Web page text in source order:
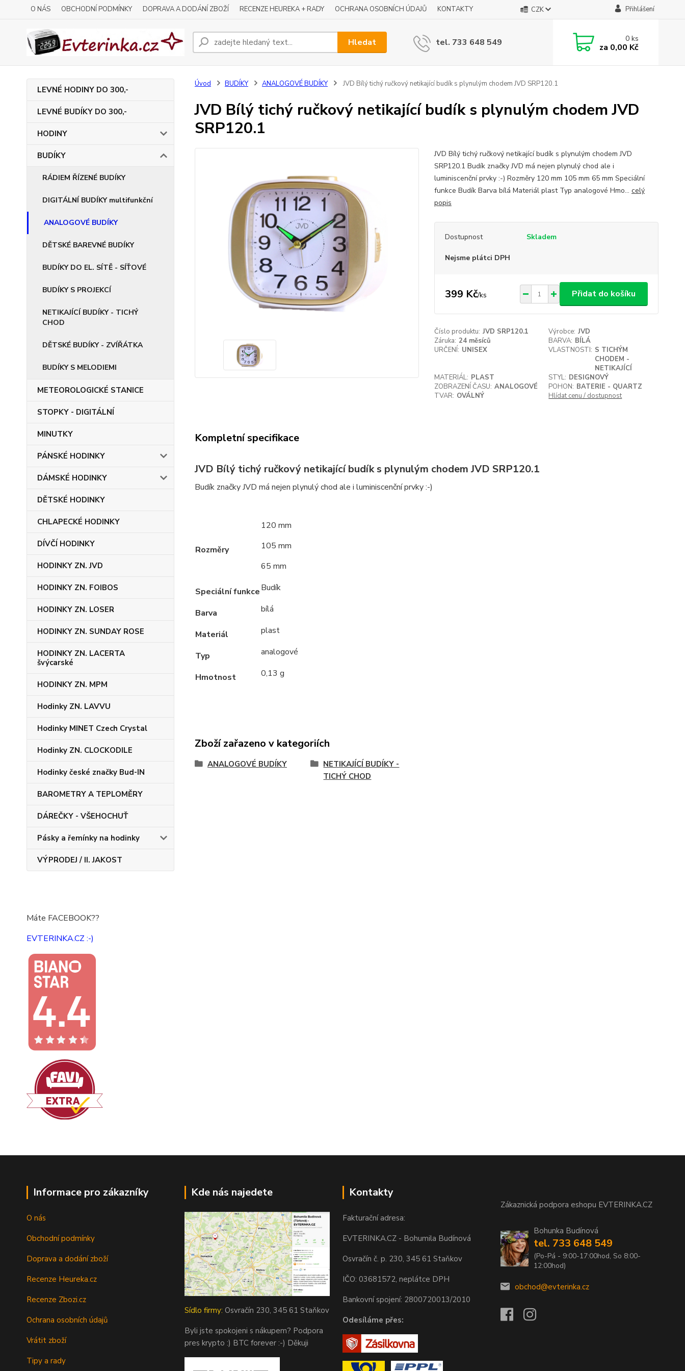
O NÁS OBCHODNÍ PODMÍNKY DOPRAVA A DODÁNÍ ZBOŽÍ RECENZE HEUREKA + RADY OCHRANA OSOBNÍCH ÚDAJŮ KONTAKTY CZK Přihlášení
Hledat tel. 733 648 549 0ks
za 0,00 Kč
LEVNÉ HODINY DO 300,-
LEVNÉ BUDÍKY DO 300,-
HODINY
BUDÍKY
RÁDIEM ŘÍZENÉ BUDÍKY
DIGITÁLNÍ BUDÍKY multifunkční
ANALOGOVÉ BUDÍKY
DĚTSKÉ BAREVNÉ BUDÍKY
BUDÍKY DO EL. SÍTĚ - SÍŤOVÉ
BUDÍKY S PROJEKCÍ
NETIKAJÍCÍ BUDÍKY - TICHÝ
CHOD
DĚTSKÉ BUDÍKY - ZVÍŘÁTKA
BUDÍKY S MELODIEMI
METEOROLOGICKÉ STANICE
STOPKY - DIGITÁLNÍ
MINUTKY
PÁNSKÉ HODINKY
DÁMSKÉ HODINKY
DĚTSKÉ HODINKY
CHLAPECKÉ HODINKY
DÍVČÍ HODINKY
HODINKY ZN. JVD
HODINKY ZN. FOIBOS
HODINKY ZN. LOSER
HODINKY ZN. SUNDAY ROSE
HODINKY ZN. LACERTA
švýcarské
HODINKY ZN. MPM
Hodinky ZN. LAVVU
Hodinky MINET Czech Crystal
Hodinky ZN. CLOCKODILE
Hodinky české značky Bud-IN
BAROMETRY A TEPLOMĚRY
DÁREČKY - VŠEHOCHUŤ
Pásky a řemínky na hodinky
VÝPRODEJ / II. JAKOST
Máte FACEBOOK??
EVTERINKA.CZ :-)
Úvod BUDÍKY ANALOGOVÉ BUDÍKY JVD Bílý tichý ručkový netikající budík s plynulým chodem JVD SRP120.1
JVD Bílý tichý ručkový netikající budík s plynulým chodem JVD
SRP120.1
JVD Bílý tichý ručkový netikající budík s plynulým chodem JVD
SRP120.1 Budík značky JVD má nejen plynulý chod ale i
luminiscenční prvky :-) Rozměry 120 mm 105 mm 65 mm Speciální
funkce Budík Barva bílá Materiál plast Typ analogové Hmo... celý
popis
Dostupnost Skladem
Nejsme plátci DPH
399 Kč/ks Přidat do košíku
Číslo produktu: JVD SRP120.1 Výrobce: JVD
Záruka: 24 měsíců BARVA: BÍLÁ
URČENÍ: UNISEX VLASTNOSTI: S TICHÝM
CHODEM -
NETIKAJÍCÍ
MATERIÁL: PLAST STYL: DESIGNOVÝ
ZOBRAZENÍ ČASU: ANALOGOVÉ POHON: BATERIE - QUARTZ
TVAR: OVÁLNÝ Hlídat cenu / dostupnost
Kompletní specifikace
JVD Bílý tichý ručkový netikající budík s plynulým chodem JVD SRP120.1
Budík značky JVD má nejen plynulý chod ale i luminiscenční prvky :-)
Rozměry
120 mm
105 mm
65 mm
Speciální funkceBudík
Barva bílá
Materiál plast
Typ analogové
Hmotnost 0,13 g
Zboží zařazeno v kategoriích
ANALOGOVÉ BUDÍKY
NETIKAJÍCÍ BUDÍKY -
TICHÝ CHOD
Informace pro zákazníky
O nás
Obchodní podmínky
Doprava a dodání zboží
Recenze Heureka.cz
Recenze Zbozi.cz
Ochrana osobních údajů
Vrátit zboží
Tipy a rady
Kde nás najedete
Sídlo firmy: Osvračín 230, 345 61 Staňkov
Byli jste spokojeni s nákupem? Podpora
pres krypto :) BTC forever :-) Děkuji
Kontakty
Fakturační adresa:
EVTERINKA.CZ - Bohumila Budínová
Osvračín č. p. 230, 345 61 Staňkov
IČO: 03681572, neplátce DPH
Bankovní spojení: 2800720013/2010
Odesíláme přes:
Zákaznická podpora eshopu EVTERINKA.CZ
Bohunka Budínová
tel. 733 648 549
(Po-Pá - 9:00-17:00hod, So 8:00-
12:00hod)
obchod@evterinka.cz